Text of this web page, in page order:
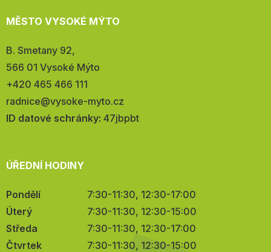
MĚSTO VYSOKÉ MÝTO
Adresa:
B. Smetany 92,
566 01 Vysoké Mýto
Telefon:
+420 465 466 111
E-
mail:
radnice@vysoke-myto.cz
ID datové schránky: 47jbpbt
ÚŘEDNÍ HODINY
Pondělí
7:30-11:30, 12:30-17:00
Úterý
7:30-11:30, 12:30-15:00
Středa
7:30-11:30, 12:30-17:00
Čtvrtek
7:30-11:30, 12:30-15:00